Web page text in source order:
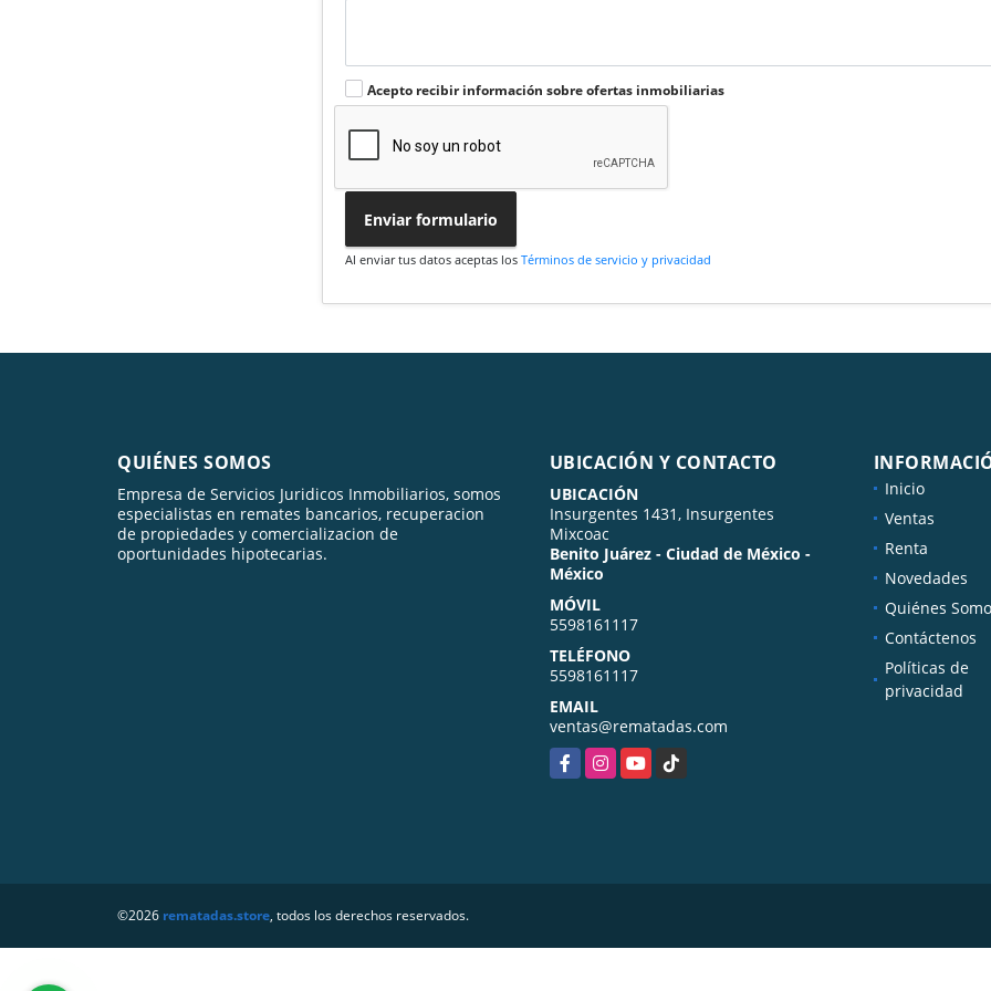
Acepto recibir información sobre ofertas inmobiliarias
Enviar formulario
Al enviar tus datos aceptas losTérminos de servicio y privacidad
QUIÉNES SOMOS
Empresa de Servicios Juridicos Inmobiliarios, somos
especialistas en remates bancarios, recuperacion
de propiedades y comercializacion de
oportunidades hipotecarias.
UBICACIÓN Y CONTACTO
UBICACIÓN
Insurgentes 1431, Insurgentes
Mixcoac
Benito Juárez - Ciudad de México -
México
MÓVIL
5598161117
TELÉFONO
5598161117
EMAIL
ventas@rematadas.com
FacebookInstagramYouTubeTikTok
Inicio
Ventas
Renta
Novedades
Quiénes
Contáctenos
Políticas de
privacidad
©2026 rematadas.store, todos los derechos reservados.